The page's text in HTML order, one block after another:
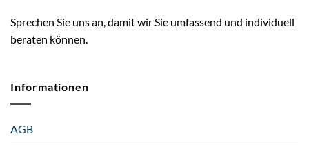
Sprechen Sie uns an, damit wir Sie umfassend und individuell
beraten können.
Informationen
AGB